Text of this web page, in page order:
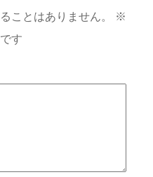
ことはありません。
※
す